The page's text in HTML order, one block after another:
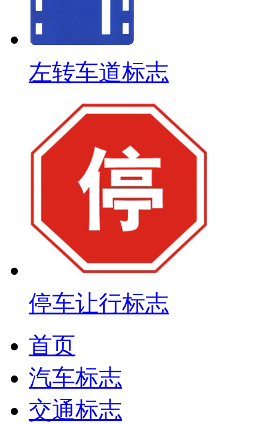
左转车道标志
停车让行标志
首页
汽车标志
交通标志